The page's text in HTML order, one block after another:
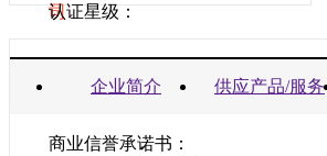
司
认证星级：
营业执照：
商业信誉承诺书：
企业简介 供应产品/服务